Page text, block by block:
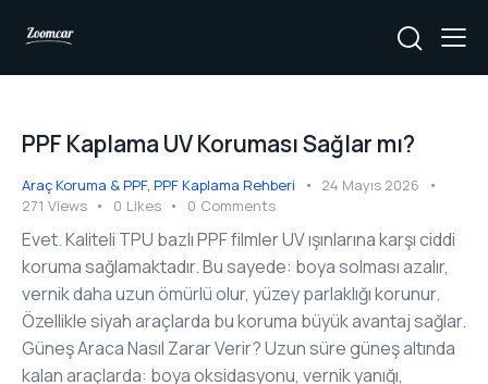
PPF Kaplama UV Koruması Sağlar mı?
Araç Koruma & PPF, PPF Kaplama Rehberi
24 Mayıs 2026
271 Views 0 Likes 0 Comments
Evet. Kaliteli TPU bazlı PPF filmler UV ışınlarına karşı ciddi
koruma sağlamaktadır. Bu sayede: boya solması azalır,
vernik daha uzun ömürlü olur, yüzey parlaklığı korunur.
Özellikle siyah araçlarda bu koruma büyük avantaj sağlar.
Güneş Araca Nasıl Zarar Verir? Uzun süre güneş altında
kalan araçlarda: boya oksidasyonu, vernik yanığı,